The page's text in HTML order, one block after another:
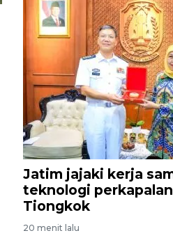
Jatim jajaki kerja
teknologi
Tiongkok
20 menit lalu